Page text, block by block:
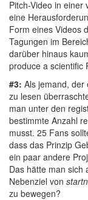
Pitch-Video in
eine
Form eines Videos
Tagungen im
darüber hinaus
produce a scientific
#3: Als jemand, der
zu lesen
man unter den
bestimmte Anzahl
musst. 25 Fans
dass das Prinzip
ein paar andere
Das hätte man sich
Nebenziel von
zu bewegen?